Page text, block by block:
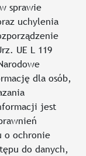
sprawie
uchylenia
UE L 119
dla osób,
jest
o ochronie
do danych,